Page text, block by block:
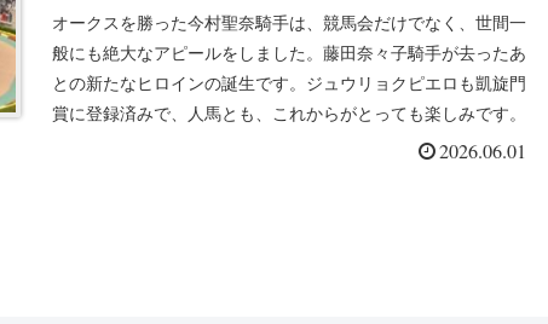
オークスを勝った今村聖奈騎手は、競馬会だけでなく、世間一
般にも絶大なアピールをしました。藤田奈々子騎手が去ったあ
との新たなヒロインの誕生です。ジュウリョクピエロも凱旋門
賞に登録済みで、人馬とも、これからがとっても楽しみです。
2026.06.01